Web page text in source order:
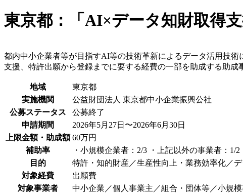
東京都：「AI×データ知財取得
都内中小企業者等が目指すAI等の技術革新によるデータ活用技
支援、特許出願から登録までに要する経費の一部を助成する助成
地域
東京都
実施機関
公益財団法人 東京都中小企業振興公社
公募ステータス
公募終了
申請期間
2026年5月27日〜2026年6月30日
上限金額・助成額 60万円
補助率
・小規模企業者：2/3 ・上記以外の事業者：
目的
特許・知的財産／生産性向上・業務効率化／
対象経費
出願費
対象事業者
中小企業／個人事業主／組合・団体等／小規